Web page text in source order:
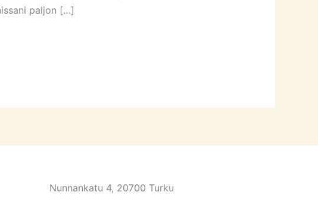
paljon […]
Nunnankatu 4, 20700 Turku